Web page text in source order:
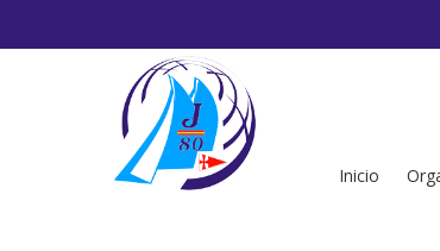
Inicio